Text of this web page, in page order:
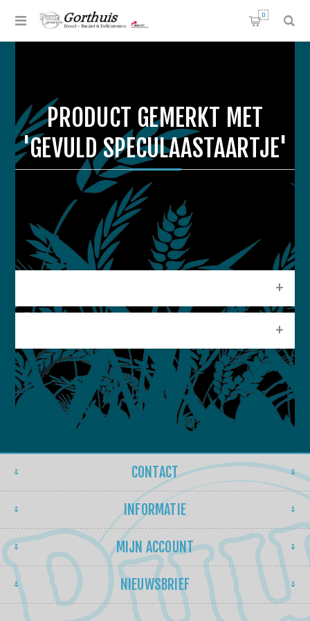
0
PRODUCT GEMERKT MET
'GEVULD SPECULAASTAARTJE'
CONTACT
INFORMATIE
MIJN ACCOUNT
NIEUWSBRIEF